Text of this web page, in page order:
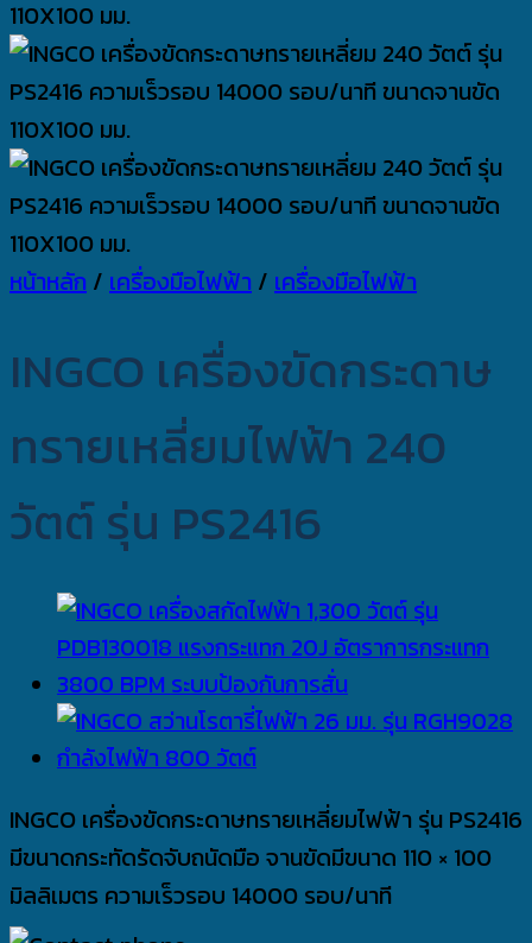
หน้าหลัก / เครื่องมือไฟฟ้า / เครื่องมือไฟฟ้า
INGCO เครื่องขัดกระดาษ
ทรายเหลี่ยมไฟฟ้า 240
วัตต์ รุ่น PS2416
INGCO เครื่องขัดกระดาษทรายเหลี่ยมไฟฟ้า รุ่น PS2416
มีขนาดกระทัดรัดจับถนัดมือ จานขัดมีขนาด 110 × 100
มิลลิเมตร ความเร็วรอบ 14000 รอบ/นาที